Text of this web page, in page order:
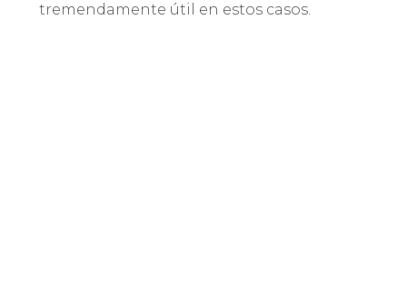
tremendamente útil en estos casos.